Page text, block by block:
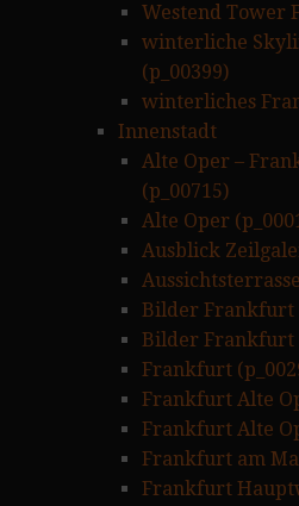
Westend Tower
winterliche
(p_00399)
winterliches
Innenstadt
Alte Oper –
(p_00715)
Alte Oper
Ausblick
Bilder Frankfurt
Bilder Frankfurt
Frankfurt
Frankfurt Alte
Frankfurt Alte
Frankfurt am
Frankfurt